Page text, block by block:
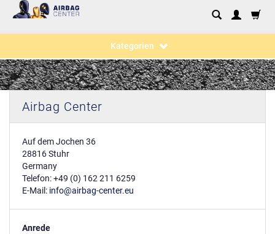
Kategorien
Airbag Center
Auf dem Jochen 36
28816 Stuhr
Germany
Telefon: +49 (0) 162 211 6259‬
E-Mail: info@airbag-center.eu
Anrede